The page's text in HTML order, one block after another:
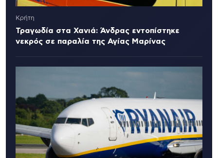
Κρήτη
Τραγωδία στα Χανιά: Άνδρας εντοπίστηκε
νεκρός σε παραλία της Αγίας Μαρίνας